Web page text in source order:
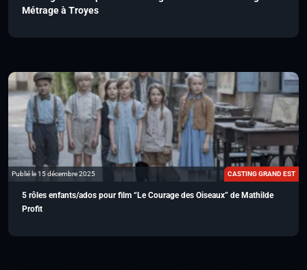
Métrage à Troyes
Publié le 15 décembre 2025 CASTING GRAND EST
5 rôles enfants/ados pour film “Le Courage des Oiseaux” de Mathilde
Profit